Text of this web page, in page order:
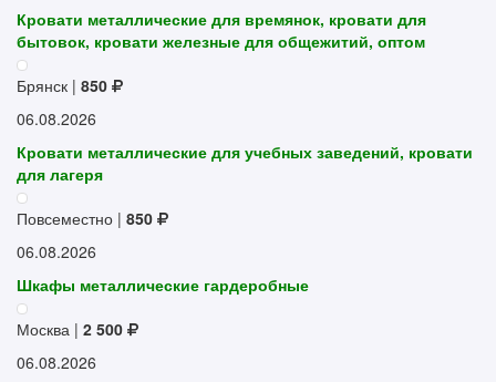
Кровати металлические для времянок, кровати для
бытовок, кровати железные для общежитий, оптом
Брянск | 850
06.08.2026
Кровати металлические для учебных заведений, кровати
для лагеря
Повсеместно | 850
06.08.2026
Шкафы металлические гардеробные
Москва | 2 500
06.08.2026